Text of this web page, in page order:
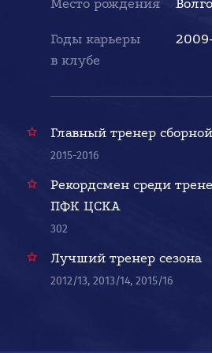
Место рождения
Годы карьеры
в клубе
Главный тренер
2015-2016
Рекордсмен среди
ПФК ЦСКА
302
Лучший тренер сезона
2012/13, 2013/14, 2015/16